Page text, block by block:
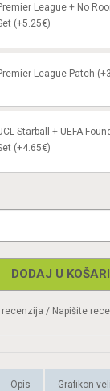
League + No
(+5.25€)
League Patch
Starball + UEFA
(+4.65€)
DODAJ U
recenzija / Napišite
Opis Grafikon